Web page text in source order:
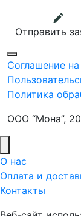
Отправить
Соглашение
Политика
ООО “Мона”,
О нас
Оплата и
Контакты